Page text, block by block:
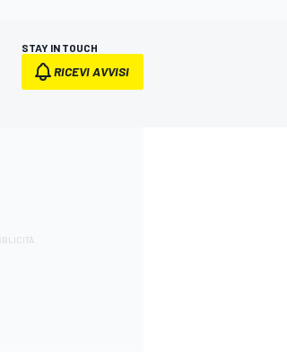
STAY IN TOUCH
RICEVI AVVISI